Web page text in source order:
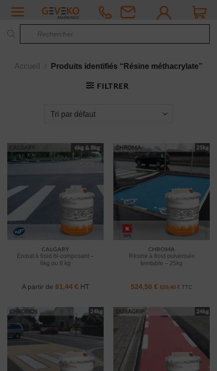
Passer
contenu
Accueil Produits identifiés “Résine méthacrylate”
FILTRER
CALGARY
Enduit à froid bi-composant –
6kg ou 8 kg
A partir de 61,44 €HT
CHROMA
Résine à froid pulverisée
teintable – 25kg
524,50 € 629,40 € TTC